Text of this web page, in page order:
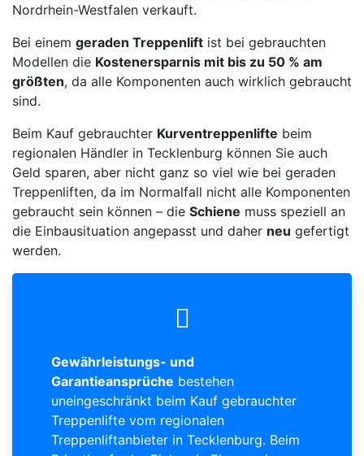
Nordrhein-Westfalen verkauft.
Bei einem geraden Treppenlift ist bei gebrauchten
Modellen die Kostenersparnis mit bis zu 50 % am
größten, da alle Komponenten auch wirklich gebraucht
sind.
Beim Kauf gebrauchter Kurventreppenlifte beim
regionalen Händler in Tecklenburg können Sie auch
Geld sparen, aber nicht ganz so viel wie bei geraden
Treppenliften, da im Normalfall nicht alle Komponenten
gebraucht sein können – die Schiene muss speziell an
die Einbausituation angepasst und daher neu gefertigt
werden.
Gewährleistungs- und
Garantieansprüche bestehen
uneingeschränkt beim Kauf gebrauchter
Treppenlifte vom regionalen
Treppenliftanbieter in Tecklenburg. Beim